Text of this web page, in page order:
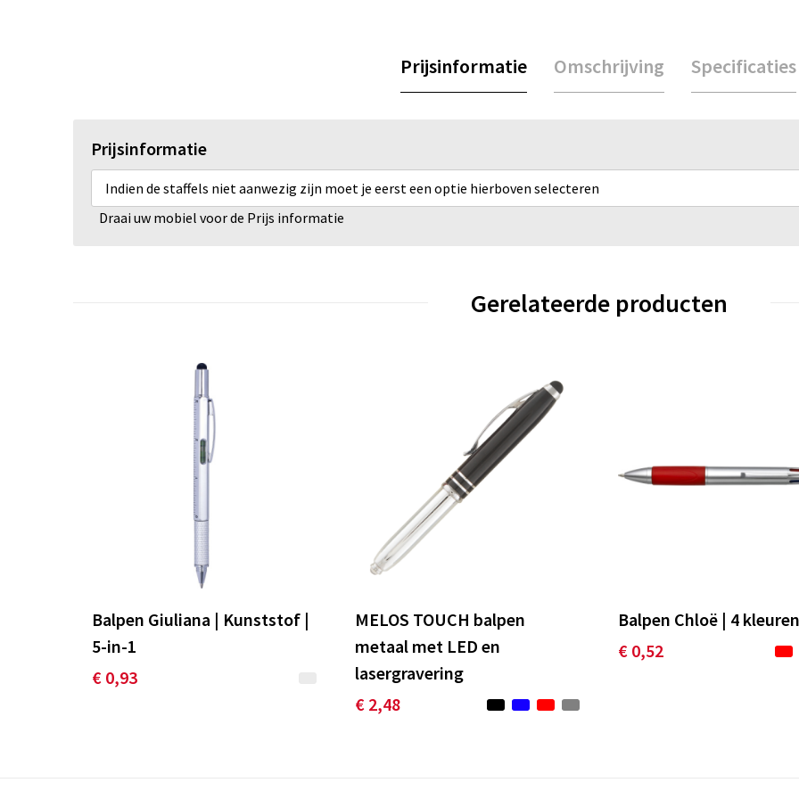
Prijsinformatie Omschrijving Specificaties
Prijsinformatie
Indien de staffels niet aanwezig zijn moet je eerst een optie hierboven selecteren
Draai uw mobiel voor de Prijs informatie
Gerelateerde producten
Balpen Giuliana | Kunststof |
5-in-1
€ 0,93
MELOS TOUCH balpen
metaal met LED en
lasergravering
€ 2,48
Balpen Chloë | 4 kleuren
€ 0,52